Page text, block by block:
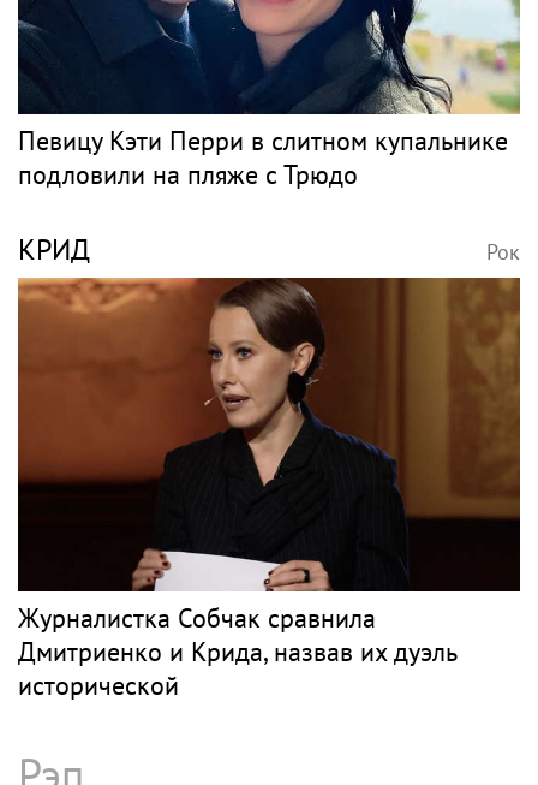
Певицу Кэти Перри в слитном купальнике
подловили на пляже с Трюдо
КРИД Рок
Журналистка Собчак сравнила
Дмитриенко и Крида, назвав их дуэль
исторической
Рэп